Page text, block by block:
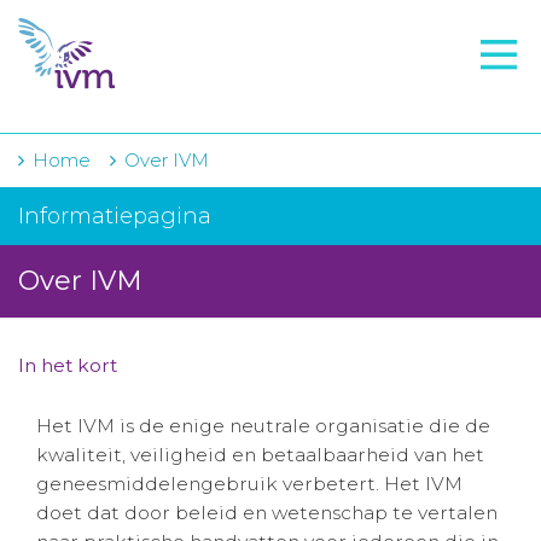
VMI
FTO voorbereiding
IVM-academie
Zorginstellingen
Over IVM
Actueel
Contact
Winkelwagentje
Home Over IVM
Informatiepagina
Over IVM
In het kort
Het IVM is de enige neutrale organisatie die de
kwaliteit, veiligheid en betaalbaarheid van het
geneesmiddelengebruik verbetert. Het IVM
doet dat door beleid en wetenschap te vertalen